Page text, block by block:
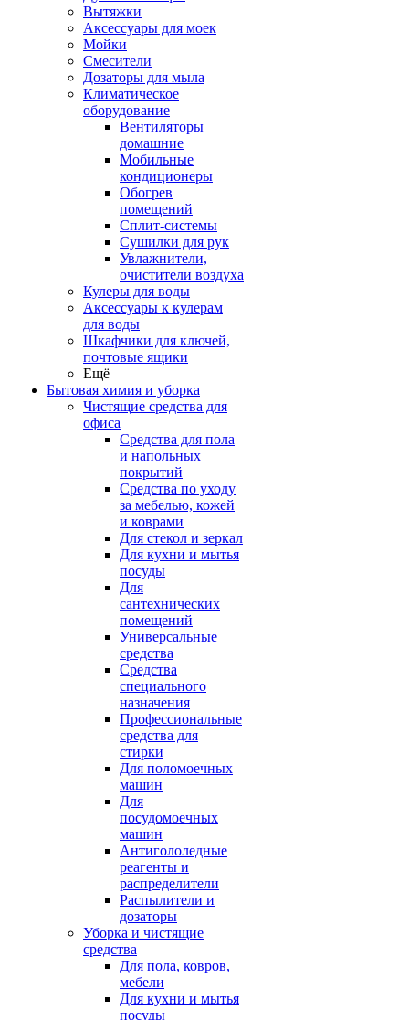
Вытяжки
Аксессуары для моек
Мойки
Смесители
Дозаторы для мыла
Климатическое
оборудование
Вентиляторы
домашние
Мобильные
кондиционеры
Обогрев
помещений
Сплит-системы
Сушилки для рук
Увлажнители,
очистители воздуха
Кулеры для воды
Аксессуары к кулерам
для воды
Шкафчики для ключей,
почтовые ящики
Ещё
Бытовая химия и уборка
Чистящие средства для
офиса
Средства для пола
и напольных
покрытий
Средства по уходу
за мебелью, кожей
и коврами
Для стекол и зеркал
Для кухни и мытья
посуды
Для
сантехнических
помещений
Универсальные
средства
Средства
специального
назначения
Профессиональные
средства для
стирки
Для поломоечных
машин
Для
посудомоечных
машин
Антигололедные
реагенты и
распределители
Распылители и
дозаторы
Уборка и чистящие
средства
Для пола, ковров,
мебели
Для кухни и мытья
посуды